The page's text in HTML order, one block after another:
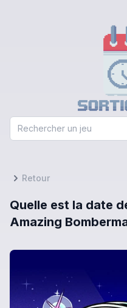
Retour
Quelle est la date
Amazing